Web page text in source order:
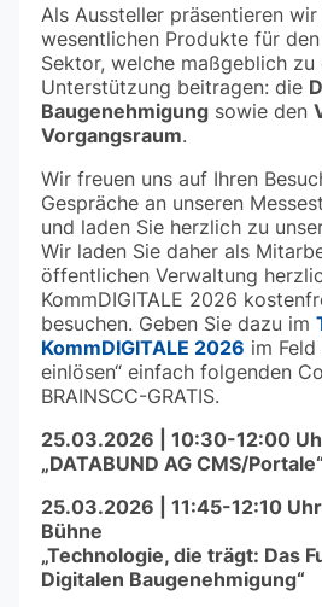
Als Aussteller präsentieren
wesentlichen Produkte für
Sektor, welche maßgeblich zu
Unterstützung beitragen: die
Baugenehmigung sowie den
Vorgangsraum.
Wir freuen uns auf Ihren
Gespräche an unseren
und laden Sie herzlich zu
Wir laden Sie daher als
öffentlichen Verwaltung
KommDIGITALE 2026
besuchen. Geben Sie dazu im
KommDIGITALE 2026 im Feld
einlösen“ einfach folgenden
BRAINSCC-GRATIS.
25.03.2026 | 10:30-12:00
„DATABUND AG CMS/Portale“
25.03.2026 | 11:45-12:10
Bühne
„Technologie, die trägt: Das
Digitalen Baugenehmigung“